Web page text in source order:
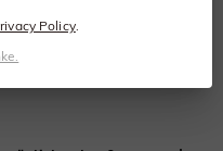
FRAGEN
Policy.